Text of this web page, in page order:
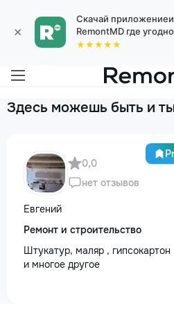
×
Скачай приложениеи
RemontMD где угодно
★★★★★
Здесь можешь быть и
0,0
нет отзывов
Евгений
Ремонт и строительство
Штукатур, маляр , гипсокартон
и многое другое